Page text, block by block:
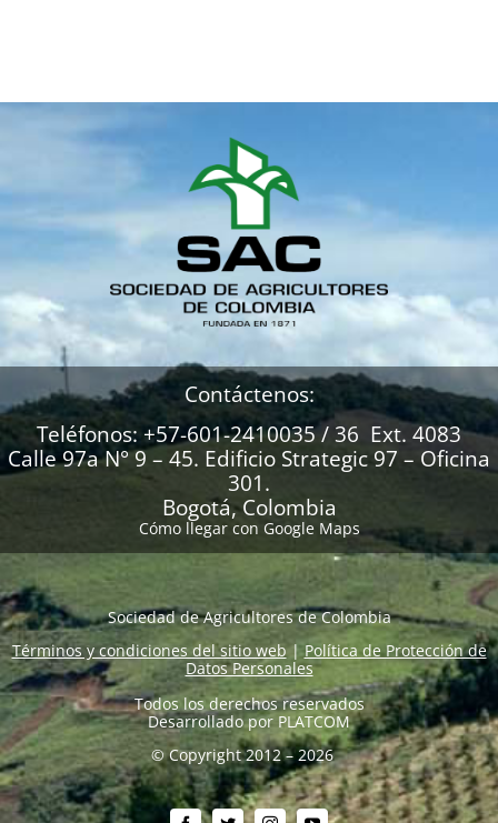
Contáctenos:
Teléfonos: +57-601-2410035 / 36 Ext. 4083
Calle 97a N° 9 – 45. Edificio Strategic 97 – Oficina
301.
Bogotá, Colombia
Cómo llegar con Google Maps
Sociedad de Agricultores de Colombia
Términos y condiciones del sitio web|Política de Protección de
Datos Personales
Todos los derechos reservados
Desarrollado por PLATCOM
© Copyright 2012 – 2026